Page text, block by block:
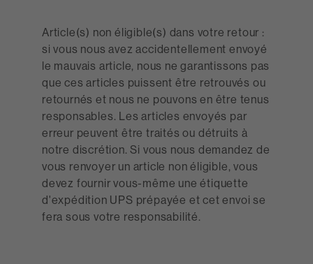
Article(s) non éligible(s) dans votre retour :
si vous nous avez accidentellement envoyé
le mauvais article, nous ne garantissons pas
que ces articles puissent être retrouvés ou
retournés et nous ne pouvons en être tenus
responsables. Les articles envoyés par
erreur peuvent être traités ou détruits à
notre discrétion. Si vous nous demandez de
vous renvoyer un article non éligible, vous
devez fournir vous-même une étiquette
d'expédition UPS prépayée et cet envoi se
fera sous votre responsabilité.